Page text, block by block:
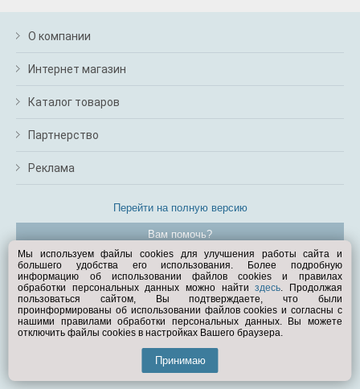
О компании
Интернет магазин
Каталог товаров
Партнерство
Реклама
Перейти на полную версию
Вам помочь?
© Exist.ru 1998—2026
Мы используем файлы cookies для улучшения работы сайта и
большего удобства его использования. Более подробную
информацию об использовании файлов cookies и правилах
обработки персональных данных можно найтиздесь. Продолжая
пользоваться сайтом, Вы подтверждаете, что были
проинформированы об использовании файлов cookies и согласны с
нашими правилами обработки персональных данных. Вы можете
отключить файлы cookies в настройках Вашего браузера.
Принимаю